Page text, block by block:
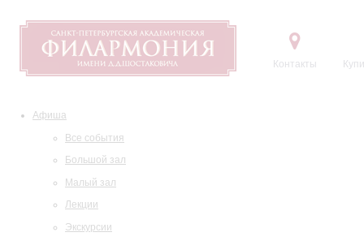
Контакты
Афиша
Все события
Большой зал
Малый зал
Лекции
Экскурсии